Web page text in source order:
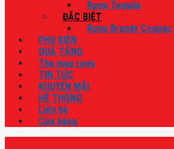
Rượu Tequila
ĐẶC BIỆT
Rượu Brandy Cognac
PHỤ KIỆN
QUÀ TẶNG
Thu mua rượu
TIN TỨC
KHUYẾN MÃI
HỆ THỐNG
Liên hệ
Cửa hàng